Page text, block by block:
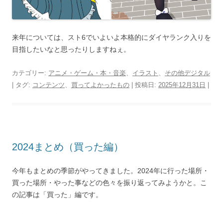
来年については、スト6でいよいよ本格的にダイヤランク入りを
目指したいなと思ったりしますねぇ。
カテゴリー: アニメ・ゲーム・本・音楽、 イラスト 、 その他デジタル
| タグ: コンテンツ、 買ってよかったもの | 投稿日: 2025年12月31日
2024まとめ（買った編）
今年もまとめの季節がやってきました。2024年に行った場所・
買った場所・やった事などの色々を振り返ってみようかと。こ
の記事は「買った」編です。